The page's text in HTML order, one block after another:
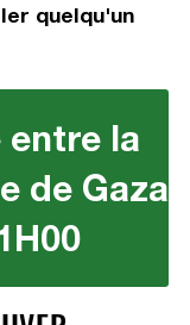
quelqu'un
entre la
de Gaza